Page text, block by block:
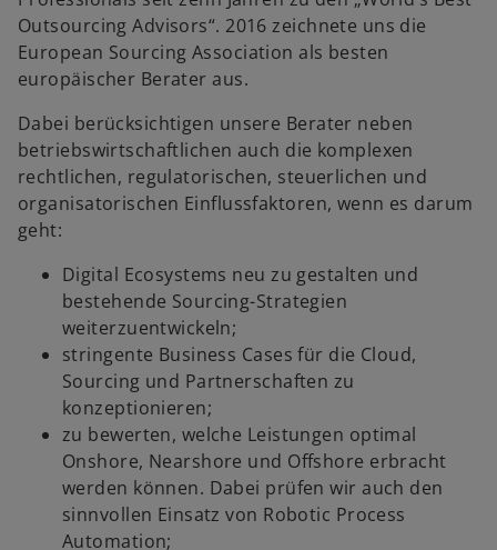
Outsourcing Advisors“. 2016 zeichnete uns die
European Sourcing Association als besten
europäischer Berater aus.
Dabei berücksichtigen unsere Berater neben
betriebswirtschaftlichen auch die komplexen
rechtlichen, regulatorischen, steuerlichen und
organisatorischen Einflussfaktoren, wenn es darum
geht:
Digital Ecosystems neu zu gestalten und
bestehende Sourcing-Strategien
weiterzuentwickeln;
stringente Business Cases für die Cloud,
Sourcing und Partnerschaften zu
konzeptionieren;
zu bewerten, welche Leistungen optimal
Onshore, Nearshore und Offshore erbracht
werden können. Dabei prüfen wir auch den
sinnvollen Einsatz von Robotic Process
Automation;